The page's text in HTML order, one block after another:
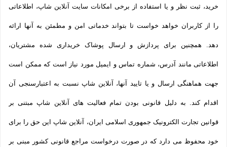
خرید، ثبت نظر و یا استفاده از برخی امکانات سایت آنلاین شاپ، اطلاعاتی
را از کاربران خواهد خواست تا بتواند خدماتی امن و مطمئن به آنها ارائه
دهد. همچنین برای پردازش و ارسال پوشاک خریداری شده مشتریان،
اطلاعاتی مانند آدرس، شماره تماس و ایمیل مورد نیاز است که ممکن است
جهت هماهنگی ارسال و یا تایید آنها، آنلاین شاپ نسبت به اعتبارسنجی آن
اقدام کند. به دلیل قانونی بودن تمام فعالیت های آنلاین شاپ مبتنی بر
قوانین تجارت الکترونیک جمهوری اسلامی ایران، آنلاین شاپ این حق را برای
خود محفوظ می دارد که در صورت درخواست مراجع قانونی کشور مبنی بر